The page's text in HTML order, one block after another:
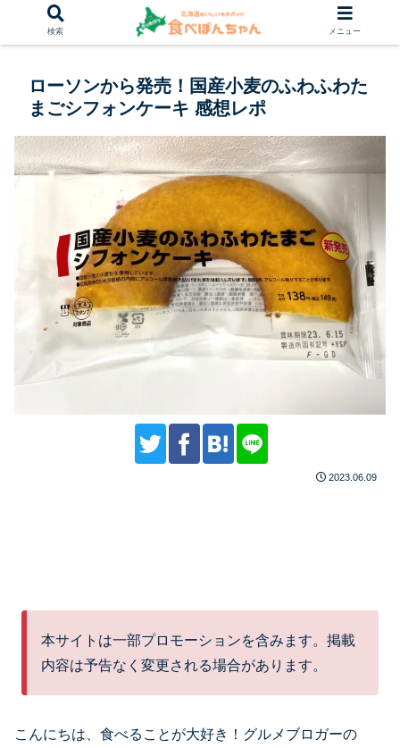
ローソンから発売！国産小麦のふわふわた
まごシフォンケーキ 感想レポ
2023.06.09
本サイトは一部プロモーションを含みます。掲載
内容は予告なく変更される場合があります。
こんにちは、 食べることが大好き！グルメブロガーの
検索 メニュー